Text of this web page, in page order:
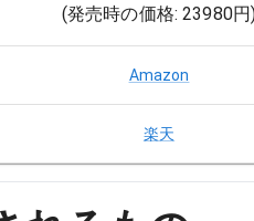
(発売時の価格:23980円
Amazon
楽天